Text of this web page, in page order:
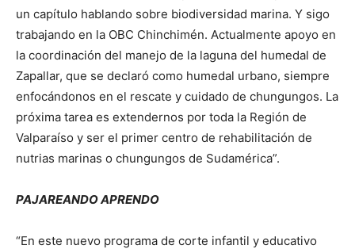
un capítulo hablando sobre biodiversidad marina. Y sigo
trabajando en la OBC Chinchimén. Actualmente apoyo en
la coordinación del manejo de la laguna del humedal de
Zapallar, que se declaró como humedal urbano, siempre
enfocándonos en el rescate y cuidado de chungungos. La
próxima tarea es extendernos por toda la Región de
Valparaíso y ser el primer centro de rehabilitación de
nutrias marinas o chungungos de Sudamérica”.
PAJAREANDO APRENDO
“En este nuevo programa de corte infantil y educativo